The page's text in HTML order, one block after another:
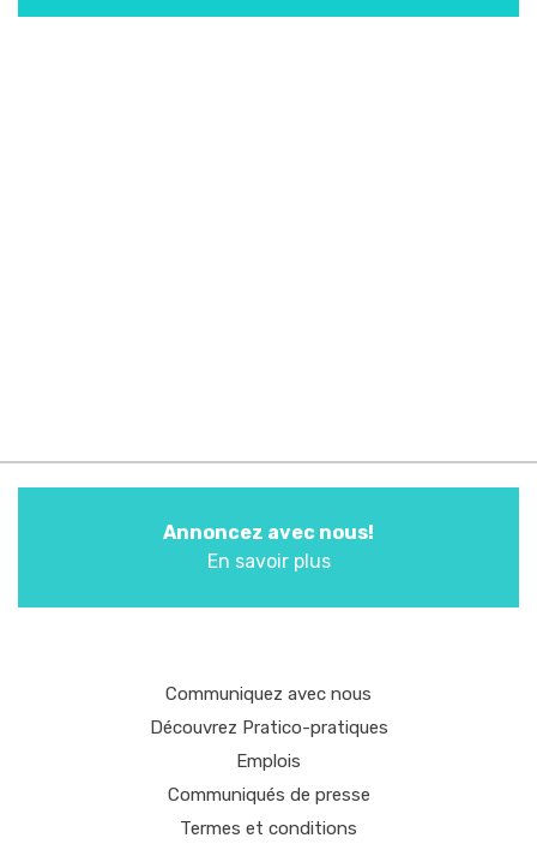
Annoncez avec nous!
En savoir plus
Communiquez avec nous
Découvrez Pratico-pratiques
Emplois
Communiqués de presse
Termes et conditions